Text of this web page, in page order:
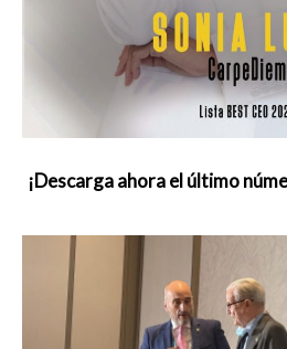
¡Descarga ahora el último